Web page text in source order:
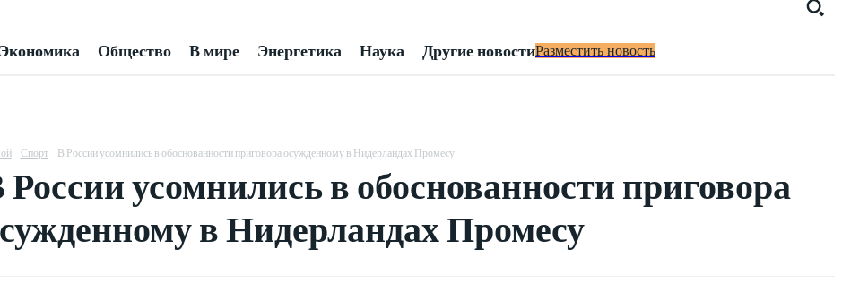
Экономика Общество В мире Энергетика Наука Другие новостиРазместить новость
Спорт В России усомнились в обоснованности приговора осужденному в Нидерландах Промесу
России усомнились в обоснованности приговора
в Нидерландах Промесу